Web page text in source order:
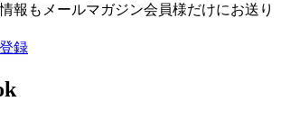
報もメールマガジン会員様だけにお送り
録